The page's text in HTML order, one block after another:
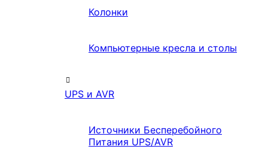
Колонки
Компьютерные кресла и столы
UPS и AVR
Источники Бесперебойного
Питания UPS/AVR